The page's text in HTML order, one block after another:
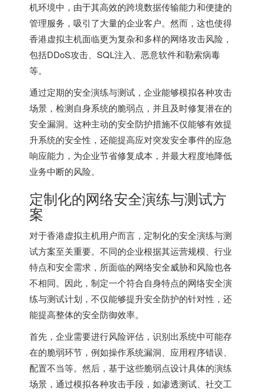
机环境中，由于其高效的跨境数据传输能力和便捷的
管理服务，吸引了大量的企业客户。然而，这也使得
香港虚拟主机面临更为复杂和多样的网络攻击风险，
包括DDoS攻击、SQL注入、恶意软件和勒索病毒
等。
通过定期的安全演练与测试，企业能够模拟各种攻击
场景，检测自身系统的脆弱点，并且及时修复潜在的
安全漏洞。这种主动的安全防护措施不仅能够有效提
升系统的安全性，还能提高应对突发安全事件的应急
响应能力，为企业节省修复成本，并最大程度地降低
业务中断的风险。
定制化的网络安全演练与测试方
案
对于香港虚拟主机用户而言，定制化的安全演练与测
试方案至关重要。不同的企业根据其运营规模、行业
特点和安全需求，所面临的网络安全威胁和风险也各
不相同。因此，制定一个符合自身特点的网络安全演
练与测试计划，不仅能够提升安全防护的针对性，还
能提高整体的安全防御效率。
首先，企业需要进行风险评估，识别出系统中可能存
在的脆弱环节，例如操作系统漏洞、应用程序错误、
配置不当等。然后，基于这些脆弱点设计具体的演练
场景，通过模拟各种攻击手段，如渗透测试、社交工